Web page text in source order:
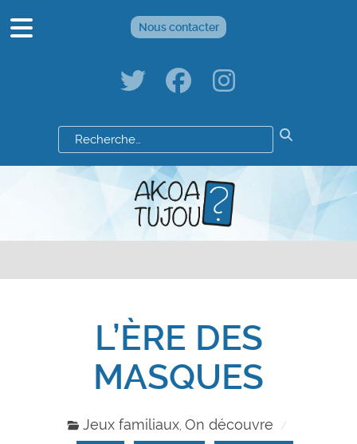
Nous contacter
Résultats
de
votre
recherche
:
L’ÈRE DES
MASQUES
Jeux familiaux,On découvre